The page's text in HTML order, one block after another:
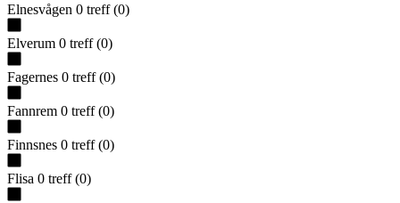
Elnesvågen 0 treff (0)
Elverum 0 treff (0)
Fagernes 0 treff (0)
Fannrem 0 treff (0)
Finnsnes 0 treff (0)
Flisa 0 treff (0)